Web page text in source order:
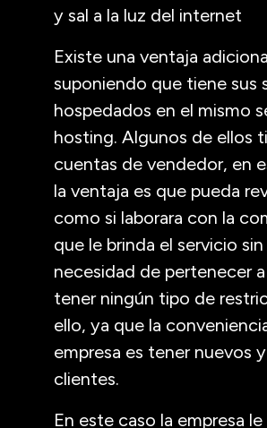
y sal a la luz del internet
Existe una ventaja
suponiendo que tiene sus
hospedados en el mismo
hosting. Algunos de ellos
cuentas de vendedor, en
la ventaja es que pueda
como si laborara con la
que le brinda el servicio sin
necesidad de pertenecer
tener ningún tipo de
ello, ya que la
empresa es tener nuevos
clientes.
En este caso la empresa